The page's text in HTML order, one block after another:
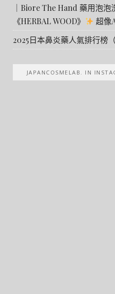
｜Biore The Hand 藥用泡泡
《HERBAL WOOD》
超像
2025日本鼻炎藥人氣排行榜（
JAPANCOSMELAB. IN